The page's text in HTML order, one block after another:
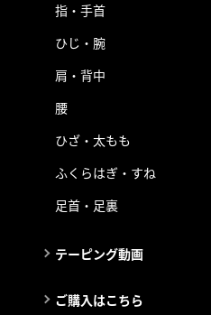
指・手首
ひじ・腕
肩・背中
腰
ひざ・太もも
ふくらはぎ・すね
足首・足裏
テーピング動画
ご購入はこちら